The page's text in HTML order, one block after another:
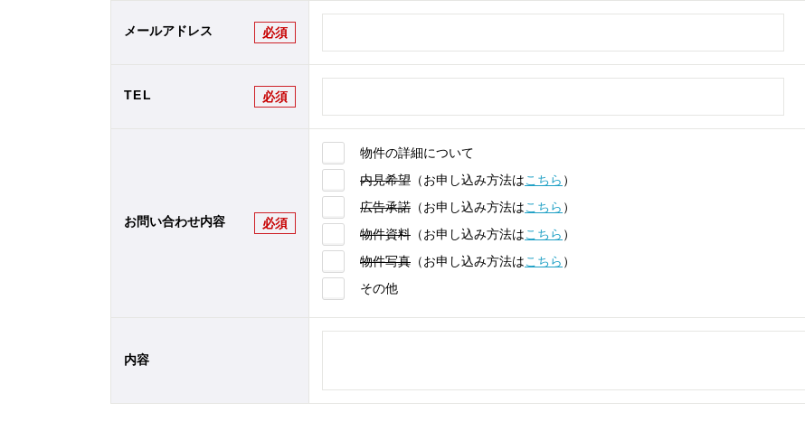
メールアドレス 必須
TEL 必須
お問い合わせ内容 必須
物件の詳細について
内見希望 （お申し込み方法はこちら ）
広告承諾 （お申し込み方法はこちら ）
物件資料 （お申し込み方法はこちら ）
物件写真 （お申し込み方法はこちら ）
その他
内容